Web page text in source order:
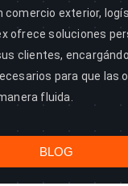
comercio exterior,
ofrece soluciones
clientes,
para que las
fluida.
BLOG